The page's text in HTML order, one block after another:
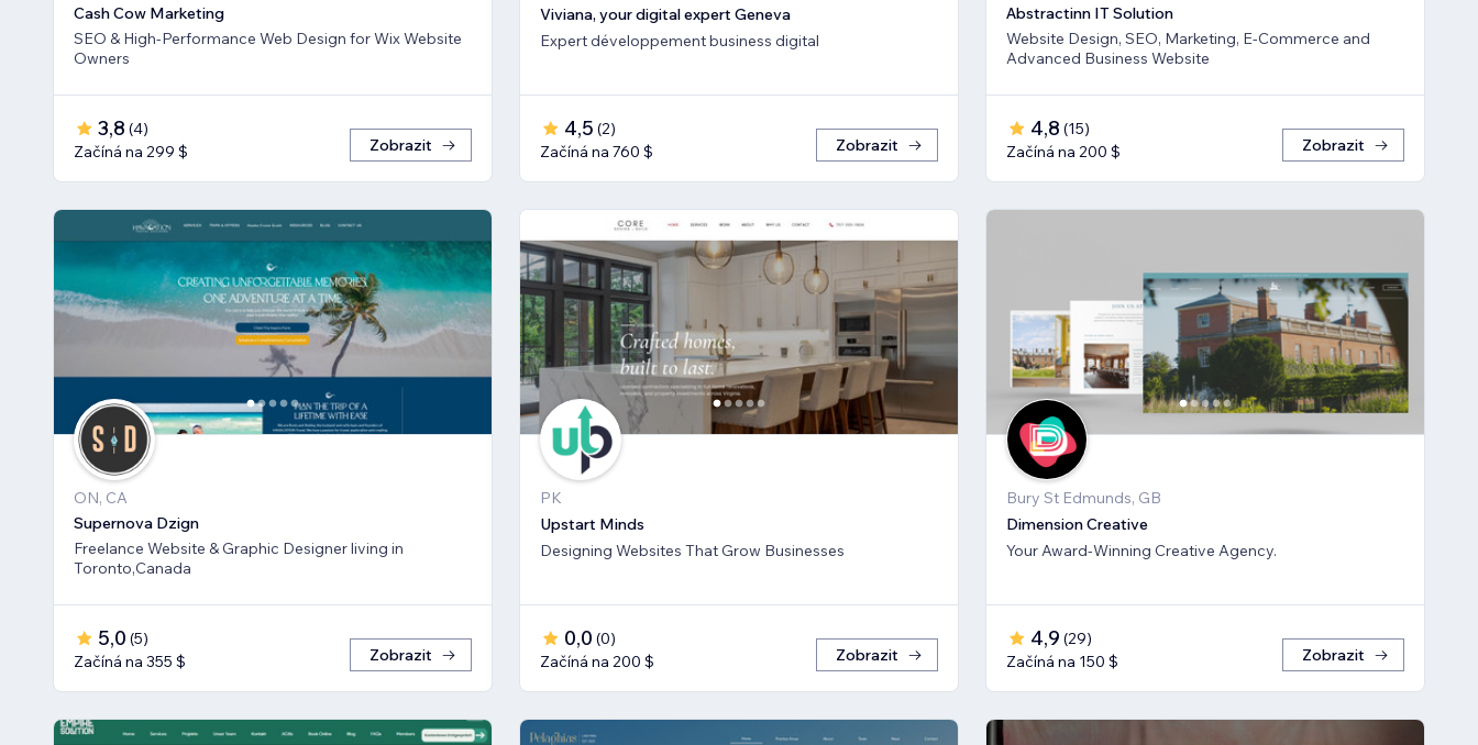
Cash Cow Marketing
SEO & High-Performance Web Design for Wix Website
Owners
3,8 (4)
Začíná na 299 $
Zobrazit
Viviana, your digital expert Geneva
Expert développement business digital
4,5 (2)
Začíná na 760 $
Zobrazit
Abstractinn IT Solution
Website Design, SEO, Marketing, E-Commerce and
Advanced Business Website
4,8 (15)
Začíná na 200 $
Zobrazit
ON, CA
Supernova Dzign
Freelance Website & Graphic Designer living in
Toronto,Canada
5,0 (5)
Začíná na 355 $
Zobrazit
PK
Upstart Minds
Designing Websites That Grow Businesses
0,0 (0)
Začíná na 200 $
Zobrazit
Bury St Edmunds, GB
Dimension Creative
Your Award-Winning Creative Agency.
4,9 (29)
Začíná na 150 $
Zobrazit